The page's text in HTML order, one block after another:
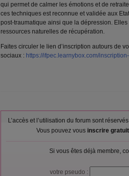
qui permet de calmer les émotions et de
ces techniques est reconnue et validée aux
post-traumatique ainsi que la dépression.
ressources naturelles de récupération.
Faites circuler le lien d’inscription autours de
sociaux : https://ifpec.learnybox.com/
L’accès et l’utilisation du forum sont
Vous pouvez vous inscrire
Si vous êtes déjà membre,
votre pseudo :